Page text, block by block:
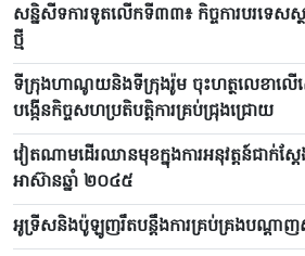
សន្និសីទការទូតលើកទី៣៣៖ កិច្ចការបរទេស
ថ្មី
ទីក្រុងហាណូយនិងទីក្រុងរ៉ូម ចុះហត្ថលេខាលើ
បង្កើនកិច្ចសហប្រតិបត្តិការគ្រប់ជ្រុងជ្រោយ
វៀតណាមដើរឈានមុខក្នុងការអនុវត្តន៍ជាក់
អាស៊ានឆ្នាំ ២០៤៥
អូទ្រីសនិងប៉ូឡូញរឹតបន្តឹងការគ្រប់គ្រងបណ្តាញ